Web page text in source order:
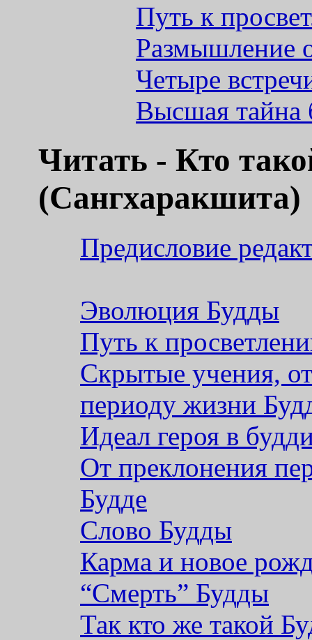
Путь к
Размышление
Четыре
Высшая тайна
Читать - Кто
(Сангхаракшита)
Предисловие
Эволюция Будды
Путь к
Скрытые учения,
периоду жизни
Идеал героя в
От преклонения
Будде
Слово Будды
Карма и новое
“Смерть” Будды
Так кто же такой